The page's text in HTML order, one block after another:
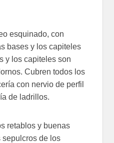
esquinado, con
bases y los capiteles
y los capiteles son
Cubren todos los
con nervio de perfil
de ladrillos.
retablos y buenas
de los